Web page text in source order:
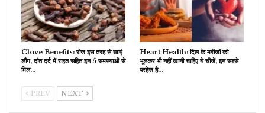
Clove Benefits: रोज इस तरह से खाएं
लौंग, दांत दर्द में राहत सहित इन 5 समस्याओं से
मिल…
Heart Health: दिल के मरीजों को
भूलकर भी नहीं खानी चाहिए ये चीजें, इन सबसे
परहेज है…
PREV NEXT